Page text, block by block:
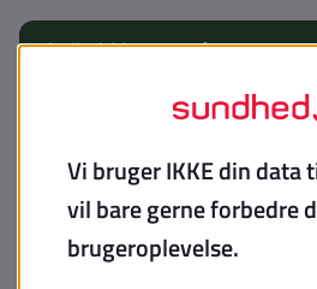
Indhold leveret af
Patienthåndbogen
Kristianiagade 12
2100 København Ø